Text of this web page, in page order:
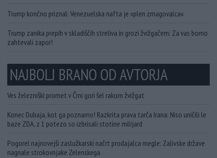
Trump končno priznal: Venezuelska nafta je »plen zmagovalca«
Trump zanika prepih v skladiščih streliva in grozi žvižgačem: Za vas bomo
zahtevali zapor!
NAJBOLJ BRANO OD AVTORJA
Ves železniški promet v Črni gori šel rakom žvižgat
Konec Dubaja, kot ga poznamo! Razkrita prava tarča Irana: Niso uničili le
baze ZDA, z 1 potezo so izbrisali stotine milijard
Pogorel najnovejši zaslužkarski načrt prodajalca megle: Zalivske države
nagnale strokovnjake Zelenskega